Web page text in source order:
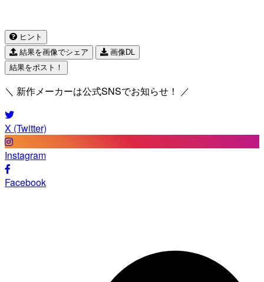
ヒント
結果を画像でシェア
画像DL
結果をポスト！
＼ 新作メーカーは公式SNSでお知らせ！ ／
X (Twitter)
Instagram
Facebook